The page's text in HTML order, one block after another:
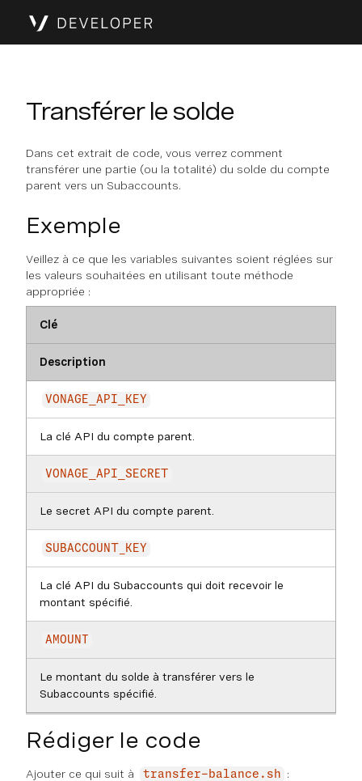
Transférer le solde
Dans cet extrait de code, vous verrez comment
transférer une partie (ou la totalité) du solde du compte
parent vers un Subaccounts.
Exemple
Veillez à ce que les variables suivantes soient réglées sur
les valeurs souhaitées en utilisant toute méthode
appropriée :
Clé
Description
VONAGE_API_KEY
La clé API du compte parent.
VONAGE_API_SECRET
Le secret API du compte parent.
SUBACCOUNT_KEY
La clé API du Subaccounts qui doit recevoir le
montant spécifié.
AMOUNT
Le montant du solde à transférer vers le
Subaccounts spécifié.
Rédiger le code
Ajouter ce qui suit à transfer-balance.sh :